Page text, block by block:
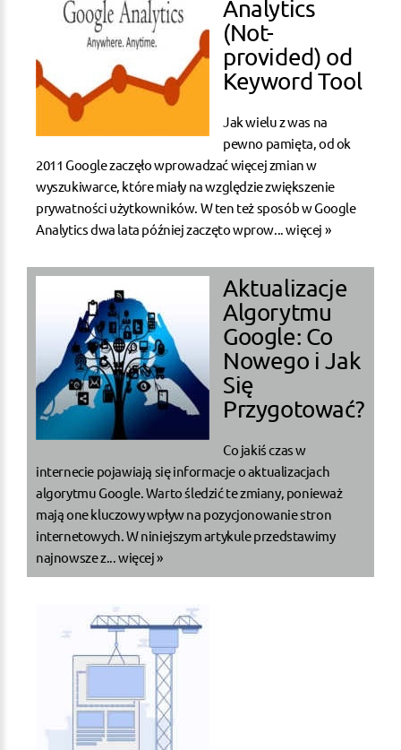
Analytics
(Not-
provided) od
Keyword Tool
Jak wielu z was na
pewno pamięta, od ok
2011 Google zaczęło wprowadzać więcej zmian w
wyszukiwarce, które miały na względzie zwiększenie
prywatności użytkowników. W ten też sposób w Google
Analytics dwa lata później zaczęto wprow...więcej »
Aktualizacje
Algorytmu
Google: Co
Nowego i Jak
Się
Przygotować?
Co jakiś czas w
internecie pojawiają się informacje o aktualizacjach
algorytmu Google. Warto śledzić te zmiany, ponieważ
mają one kluczowy wpływ na pozycjonowanie stron
internetowych. W niniejszym artykule przedstawimy
najnowsze z... więcej »